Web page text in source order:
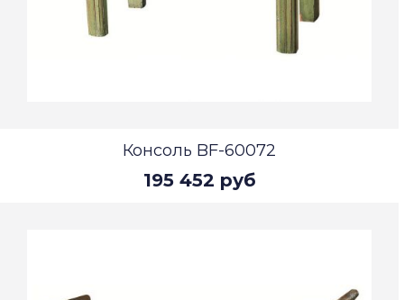
Консоль BF-60072
195 452 руб